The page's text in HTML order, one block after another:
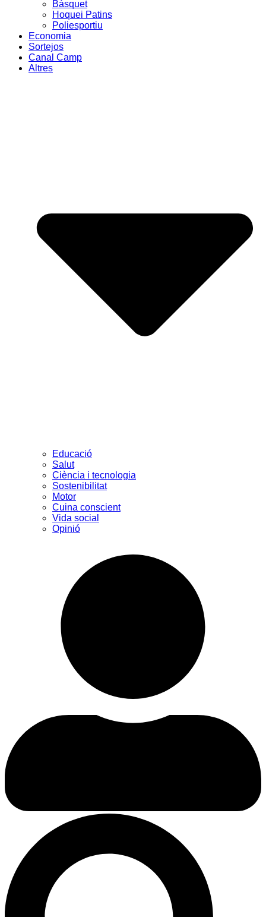
Bàsquet
Hoquei Patins
Poliesportiu
Economia
Sortejos
Canal Camp
Altres
Educació
Salut
Ciència i tecnologia
Sostenibilitat
Motor
Cuina conscient
Vida social
Opinió